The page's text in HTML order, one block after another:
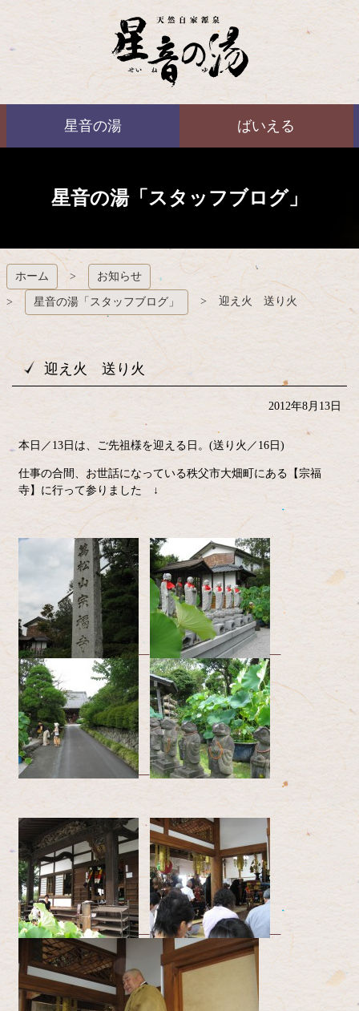
ばいえる
星音の湯 ばいえる
星音の湯「スタッフブログ」
ホーム お知らせ
星音の湯「スタッフブログ」 迎え火 送り火
迎え火 送り火
2012年8月13日
本日／13日は、ご先祖様を迎える日。(送り火／16日)
仕事の合間、お世話になっている秩父市大畑町にある【宗福
寺】に行って参りました ↓